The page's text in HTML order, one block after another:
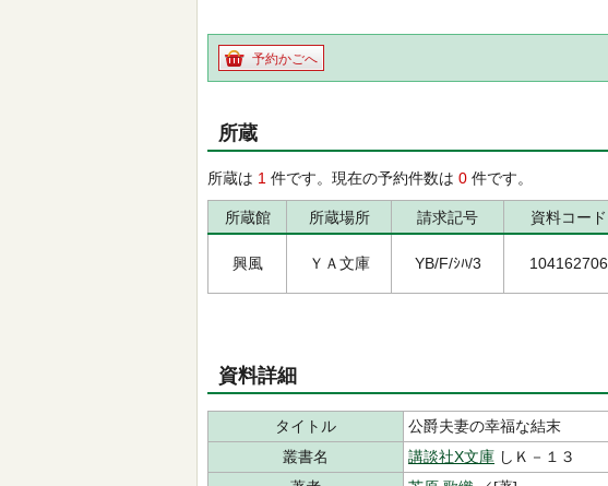
予約かごへ
所蔵
所蔵は 1 件です。現在の予約件数は 0 件です。
所蔵館 所蔵場所 請求記号 資料コード
興風 ＹＡ文庫 YB/F/ｼﾊ/3 104162706
資料詳細
タイトル
公爵夫妻の幸福な結末
叢書名
講談社X文庫 しＫ－１３